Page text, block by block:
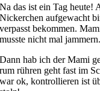
Na das ist ein Tag heute!
Nickerchen aufgewacht
verpasst bekommen.
musste nicht mal jammern.
Dann hab ich der Mami
rum rühren geht fast im
war ok, kontrollieren ist